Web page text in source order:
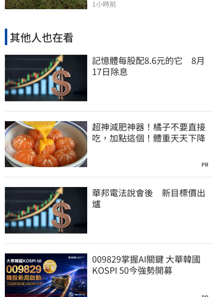
1小時前
其他人也在看
記憶體每股配8.6元的它 8月
17日除息
超神減肥神器！橘子不要直接
吃，加點這個！體重天天下降
PR
華邦電法說會後 新目標價出
爐
009829掌握AI關鍵 大華韓國
KOSPI 50今強勢開募